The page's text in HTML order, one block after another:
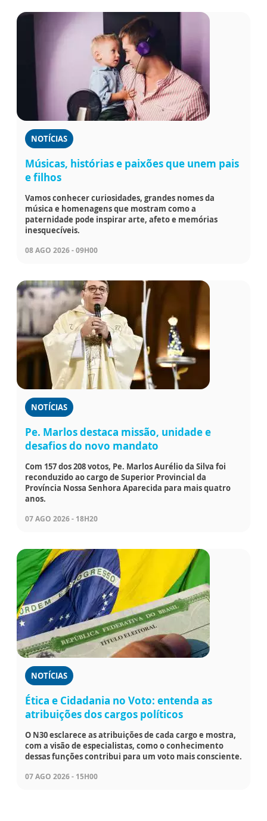
NOTÍCIAS
Músicas, histórias e paixões que unem pais
e filhos
Vamos conhecer curiosidades, grandes nomes da
música e homenagens que mostram como a
paternidade pode inspirar arte, afeto e memórias
inesquecíveis.
08 AGO 2026 - 09H00
NOTÍCIAS
Pe. Marlos destaca missão, unidade e
desafios do novo mandato
Com 157 dos 208 votos, Pe. Marlos Aurélio da Silva foi
reconduzido ao cargo de Superior Provincial da
Província Nossa Senhora Aparecida para mais quatro
anos.
07 AGO 2026 - 18H20
NOTÍCIAS
Ética e Cidadania no Voto: entenda as
atribuições dos cargos políticos
O N30 esclarece as atribuições de cada cargo e mostra,
com a visão de especialistas, como o conhecimento
dessas funções contribui para um voto mais consciente.
07 AGO 2026 - 15H00